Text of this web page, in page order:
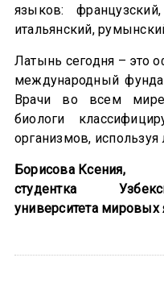
языков:
итальянский,
Латынь сегодня – это
международный
Врачи во всем
биологи
организмов, используя
Борисова Ксения,
студентка
университета мировых